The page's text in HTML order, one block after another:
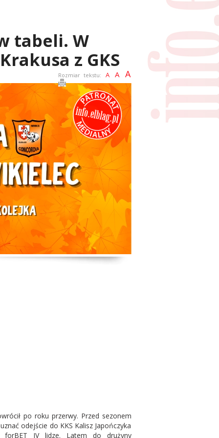
tabeli. W
z GKS
Rozmiar tekstu: A A A
po roku przerwy. Przed sezonem
odejście do KKS Kalisz Japończyka
IV lidze. Latem do drużyny